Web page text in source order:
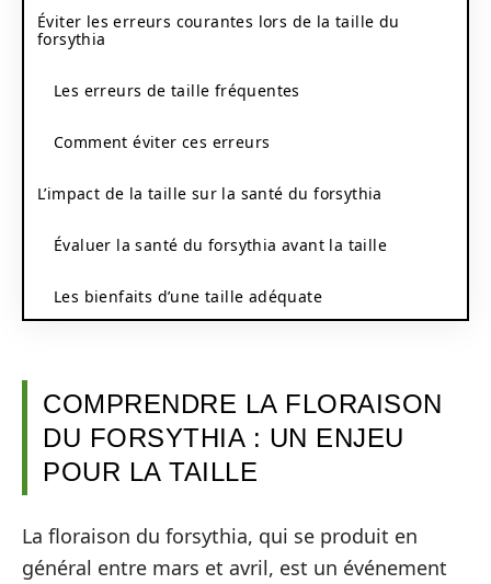
Éviter les erreurs courantes lors de la taille du
forsythia
Les erreurs de taille fréquentes
Comment éviter ces erreurs
L’impact de la taille sur la santé du forsythia
Évaluer la santé du forsythia avant la taille
Les bienfaits d’une taille adéquate
COMPRENDRE LA FLORAISON
DU FORSYTHIA : UN ENJEU
POUR LA TAILLE
La floraison du forsythia, qui se produit en
général entre mars et avril, est un événement